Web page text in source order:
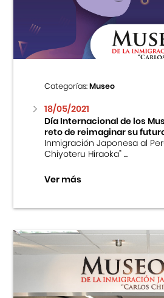
Centro Cultural Peruano
Cursos
Museo de la Inmigración
Fondo Editorial
Teatro Peruano Japonés
Categorías:Museo
18/05/2021
Día Internacional de los
reto de reimaginar su
Inmigración Japonesa al
Chiyoteru Hiraoka” ...
Ver más